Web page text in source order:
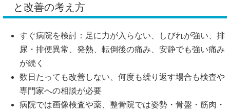
と改善の考え方
すぐ病院を検討：足に力が入らない、しびれが強い、排
尿・排便異常、発熱、転倒後の痛み、安静でも強い痛み
が続く
数日たっても改善しない、何度も繰り返す場合も検査や
専門家への相談が必要
病院では画像検査や薬、整骨院では姿勢・骨盤・筋肉・